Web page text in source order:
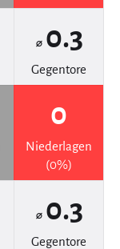
⌀ 0.3
Gegentore
0
Niederlagen
(0%)
⌀ 0.3
Gegentore